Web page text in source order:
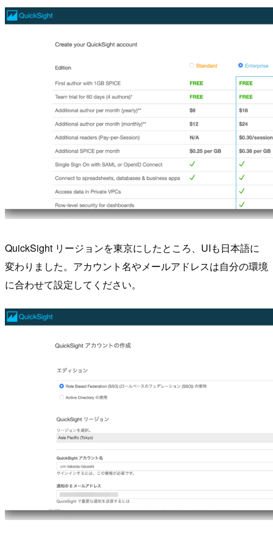
QuickSight リージョンを東京にしたところ、UIも日本語に
変わりました。アカウント名やメールアドレスは自分の環境
に合わせて設定してください。